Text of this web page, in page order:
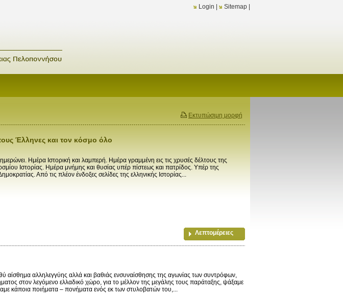
Login Sitemap
Εκτυπώσιμη μορφή
Έλληνες και τον κόσμο όλο
Ημέρα Ιστορική και λαμπερή. Ημέρα γραμμένη εις τις χρυσές δέλτους της
Ιστορίας. Ημέρα μνήμης και θυσίας υπέρ πίστεως και πατρίδος. Υπέρ της
Από τις πλέον ένδοξες σελίδες της ελληνικής Ιστορίας...
Λεπτομέρειες
αίσθημα αλληλεγγύης αλλά και βαθιάς ενσυναίσθησης της αγωνίας των συντρόφων,
στον λεγόμενο ελλαδικό χώρο, για το μέλλον της μεγάλης τους παράταξης, ψάξαμε
κάποια ποιήματα – πονήματα ενός εκ των στυλοβατών του,...